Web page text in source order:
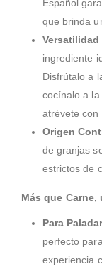
Español
que brinda
ingrediente
Disfrútalo a
cocínalo a
atrévete con
Origen
de granjas
estrictos de
Más que
Para
perfecto
experiencia